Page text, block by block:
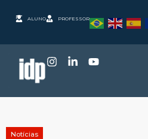
ALUNO PROFESSOR
Notícias